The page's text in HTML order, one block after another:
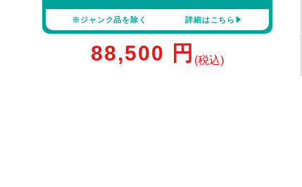
※ジャンク品を除く 詳細はこちら
88,500 円 (税込)